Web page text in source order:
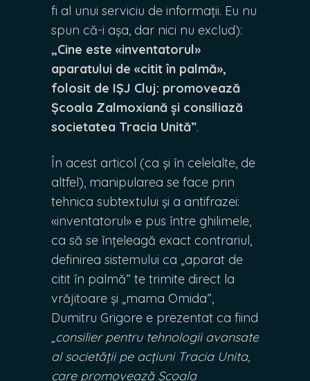
fi al unui serviciu de informații. Eu nu
spun că-i așa, dar nici nu exclud):
„Cine este «inventatorul»
aparatului de «citit în palmă»,
folosit de IȘJ Cluj: promovează
Școala Zalmoxiană și consiliază
societatea Tracia Unită”.
În acest articol (ca și în celelalte, de
altfel), manipularea se face prin
tehnica subtextului și a antifrazei:
«inventatorul» e pus între ghilimele,
ca să se înțeleagă exact contrariul,
definirea sistemului ca „aparat de
citit în palmă” te trimite direct la
vrăjitoare și „mama Omida”,
Dumitru Grigore e prezentat ca fiind
„consilier pentru tehnologii avansate
al societății pe acțiuni Tracia Unita,
care promovează Școala